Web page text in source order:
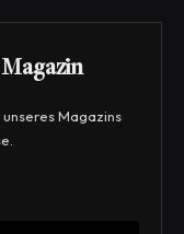
Magazins